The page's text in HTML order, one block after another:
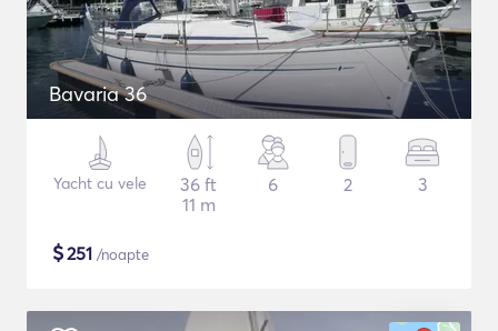
Bavaria 36
Yacht cu vele
36 ft
11 m
6 2 3
$251 /noapte